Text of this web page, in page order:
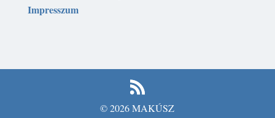
Impresszum
© 2026 MAKÚSZ